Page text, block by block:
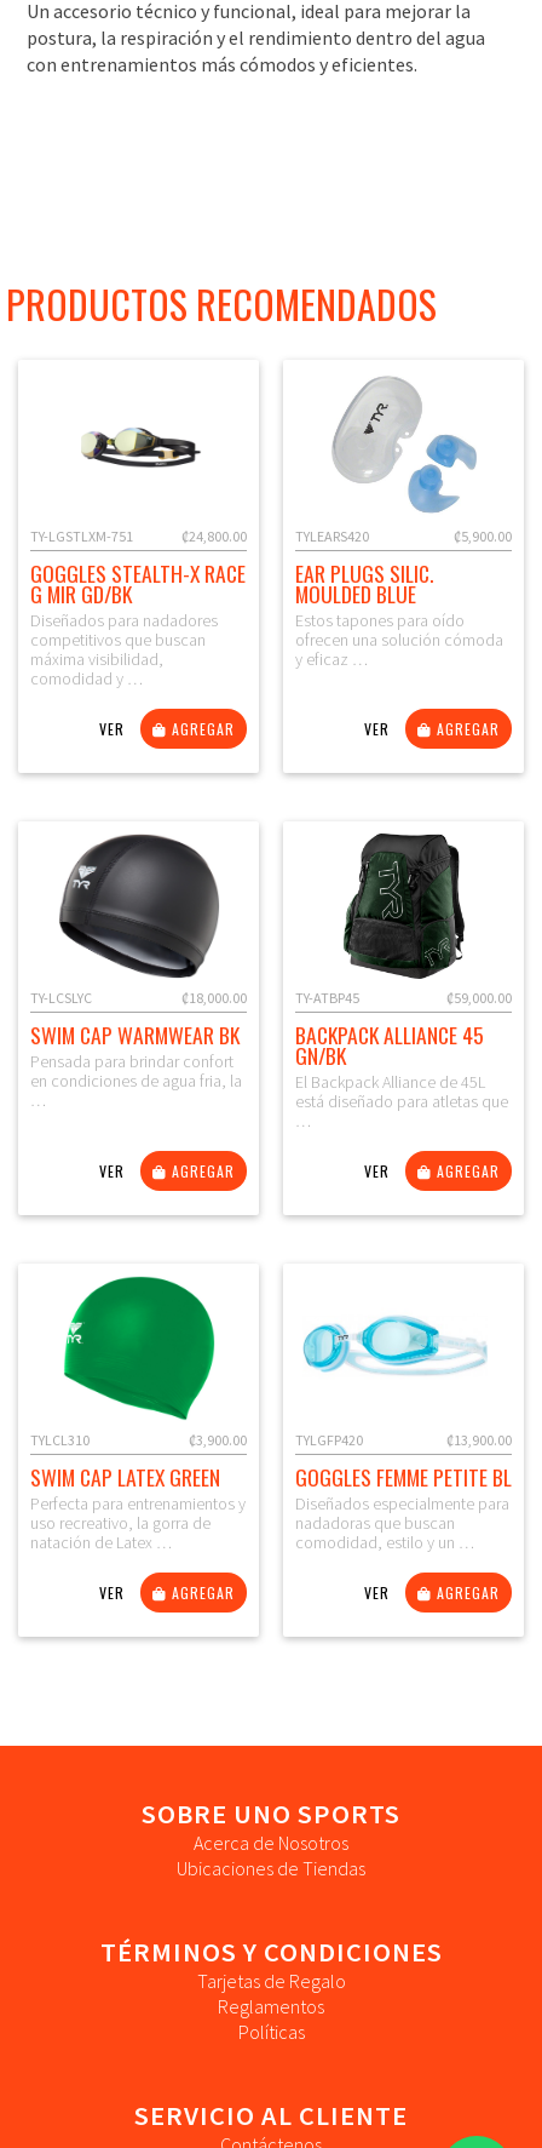
Un accesorio técnico y funcional, ideal para mejorar la
postura, la respiración y el rendimiento dentro del agua
con entrenamientos más cómodos y eficientes.
PRODUCTOS RECOMENDADOS
₡24,800.00
TY-LGSTLXM-751
GOGGLES STEALTH-X RACE
G MIR GD/BK
Diseñados para nadadores
competitivos que buscan
máxima visibilidad,
comodidad y …
VER AGREGAR
₡5,900.00
TYLEARS420
EAR PLUGS SILIC.
MOULDED BLUE
Estos tapones para oído
ofrecen una solución cómoda
y eficaz …
VER AGREGAR
₡18,000.00
TY-LCSLYC
SWIM CAP WARMWEAR BK
Pensada para brindar confort
en condiciones de agua fria, la
…
VER AGREGAR
₡59,000.00
TY-ATBP45
BACKPACK ALLIANCE 45
GN/BK
El Backpack Alliance de 45L
está diseñado para atletas que
…
VER AGREGAR
₡3,900.00
TYLCL310
SWIM CAP LATEX GREEN
Perfecta para entrenamientos y
uso recreativo, la gorra de
natación de Latex …
VER AGREGAR
₡13,900.00
TYLGFP420
GOGGLES FEMME PETITE BL
Diseñados especialmente para
nadadoras que buscan
comodidad, estilo y un …
VER AGREGAR
SOBRE UNO SPORTS
Acerca de Nosotros
Ubicaciones de Tiendas
TÉRMINOS Y CONDICIONES
Tarjetas de Regalo
Reglamentos
Políticas
SERVICIO AL CLIENTE